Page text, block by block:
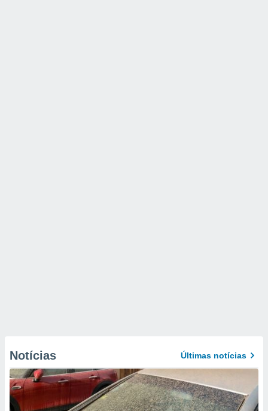
Notícias Últimas notícias